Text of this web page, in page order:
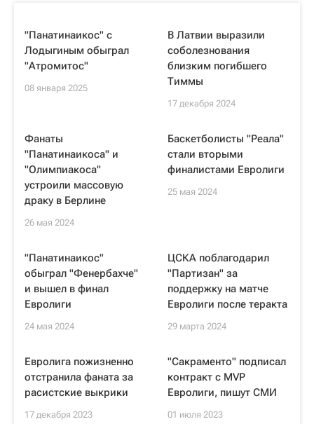
"Панатинаикос" с
Лодыгиным обыграл
"Атромитос"
08 января 2025
В Латвии выразили
соболезнования
близким погибшего
Тиммы
17 декабря 2024
Фанаты
"Панатинаикоса" и
"Олимпиакоса"
устроили массовую
драку в Берлине
26 мая 2024
Баскетболисты "Реала"
стали вторыми
финалистами Евролиги
25 мая 2024
"Панатинаикос"
обыграл "Фенербахче"
и вышел в финал
Евролиги
24 мая 2024
ЦСКА поблагодарил
"Партизан" за
поддержку на матче
Евролиги после теракта
29 марта 2024
Евролига пожизненно
отстранила фаната за
расистские выкрики
17 декабря 2023
"Сакраменто" подписал
контракт с MVP
Евролиги, пишут СМИ
01 июля 2023